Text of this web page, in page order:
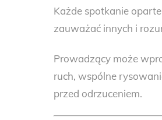
Każde spotkanie
zauważać innych i
Prowadzący może
ruch, wspólne
przed odrzuceniem.